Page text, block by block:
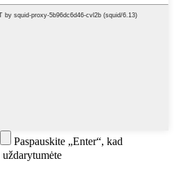
Paspauskite „Enter“, kad